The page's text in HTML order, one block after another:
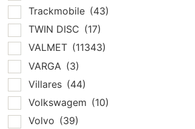
Trackmobile (43)
TWIN DISC (17)
VALMET (11343)
VARGA (3)
Villares (44)
Volkswagem (10)
Volvo (39)